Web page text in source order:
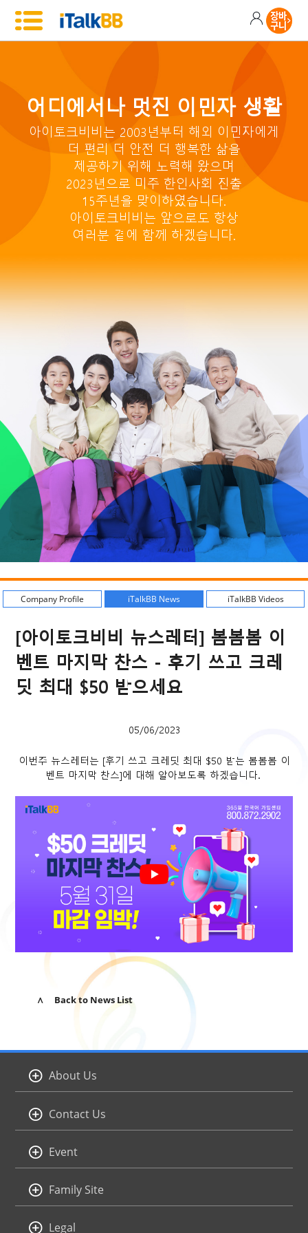
어디에서나 멋진 이민자 생활
아이토크비비는 2003년부터 해외 이민자에게
더 편리 더 안전 더 행복한 삶을
제공하기 위해 노력해 왔으며
2023년으로 미주 한인사회 진출
15주년을 맞이하였습니다.
아이토크비비는 앞으로도 항상
여러분 곁에 함께 하겠습니다.
Company Profile iTalkBB News iTalkBB Videos
[아이토크비비 뉴스레터] 봄봄봄 이
벤트 마지막 찬스 - 후기 쓰고 크레
딧 최대 $50 받으세요
05/06/2023
이번주 뉴스레터는 [후기 쓰고 크레딧 최대 $50 받는 봄봄봄 이
벤트 마지막 찬스]에 대해 알아보도록 하겠습니다.
∧ Back to News List
About Us
Contact Us
Event
Family Site
Legal